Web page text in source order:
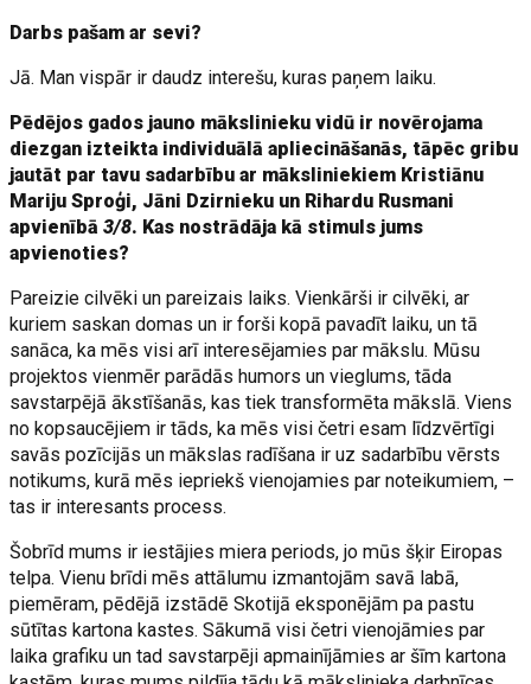
Darbs pašam ar sevi?
Jā. Man vispār ir daudz interešu, kuras paņem laiku.
Pēdējos gados jauno mākslinieku vidū ir novērojama
diezgan izteikta individuālā apliecināšanās, tāpēc gribu
jautāt par tavu sadarbību ar māksliniekiem Kristiānu
Mariju Sproģi, Jāni Dzirnieku un Rihardu Rusmani
apvienībā3/8. Kas nostrādāja kā stimuls jums
apvienoties?
Pareizie cilvēki un pareizais laiks. Vienkārši ir cilvēki, ar
kuriem saskan domas un ir forši kopā pavadīt laiku, un tā
sanāca, ka mēs visi arī interesējamies par mākslu. Mūsu
projektos vienmēr parādās humors un vieglums, tāda
savstarpējā ākstīšanās, kas tiek transformēta mākslā. Viens
no kopsaucējiem ir tāds, ka mēs visi četri esam līdzvērtīgi
savās pozīcijās un mākslas radīšana ir uz sadarbību vērsts
notikums, kurā mēs iepriekš vienojamies par noteikumiem, –
tas ir interesants process.
Šobrīd mums ir iestājies miera periods, jo mūs šķir Eiropas
telpa. Vienu brīdi mēs attālumu izmantojām savā labā,
piemēram, pēdējā izstādē Skotijā eksponējām pa pastu
sūtītas kartona kastes. Sākumā visi četri vienojāmies par
laika grafiku un tad savstarpēji apmainījāmies ar šīm kartona